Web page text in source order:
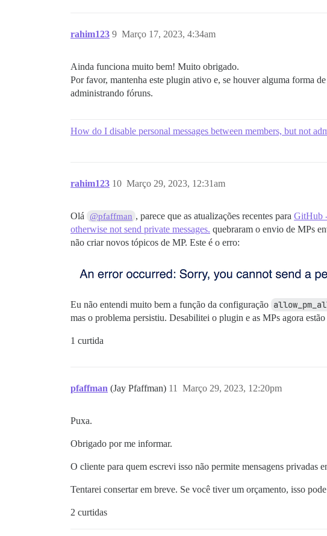
rahim123 Março 17, 2023, 4:34am
9
Ainda funciona muito bem! Muito obrigado.
Por favor, mantenha este plugin ativo e, se houver alguma forma
administrando fóruns.
How do I disable personal messages between members, but not
rahim123 Março 29, 2023, 12:31am
10
Olá @pfaffman , parece que as atualizações recentes paraGitHub
otherwise not send private messages. quebraram o envio de MPs
não criar novos tópicos de MP. Este é o erro:
Eu não entendi muito bem a função da configuração
mas o problema persistiu. Desabilitei o plugin e as MPs agora
1 curtida
pfaffman (Jay Pfaffman) Março 29, 2023, 12:20pm
11
Puxa.
Obrigado por me informar.
O cliente para quem escrevi isso não permite mensagens privadas
Tentarei consertar em breve. Se você tiver um orçamento, isso
2 curtidas